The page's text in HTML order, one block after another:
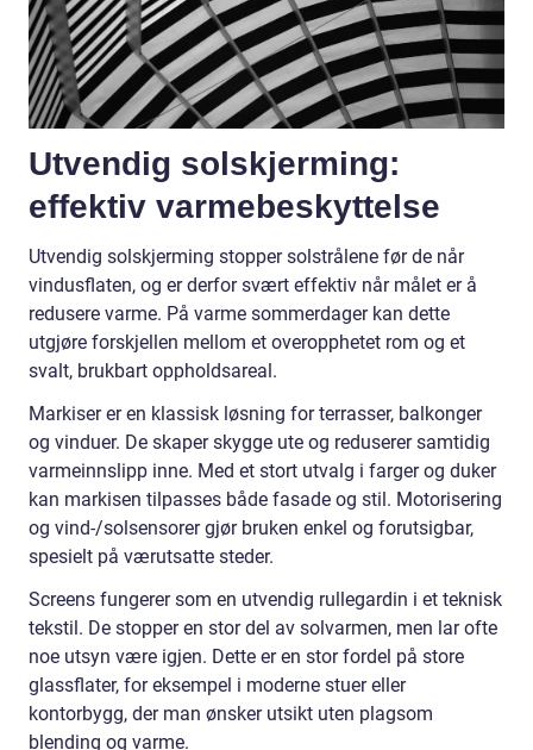
Utvendig solskjerming:
effektiv varmebeskyttelse
Utvendig solskjerming stopper solstrålene før de når
vindusflaten, og er derfor svært effektiv når målet er å
redusere varme. På varme sommerdager kan dette
utgjøre forskjellen mellom et overopphetet rom og et
svalt, brukbart oppholdsareal.
Markiser er en klassisk løsning for terrasser, balkonger
og vinduer. De skaper skygge ute og reduserer samtidig
varmeinnslipp inne. Med et stort utvalg i farger og duker
kan markisen tilpasses både fasade og stil. Motorisering
og vind-/solsensorer gjør bruken enkel og forutsigbar,
spesielt på værutsatte steder.
Screens fungerer som en utvendig rullegardin i et teknisk
tekstil. De stopper en stor del av solvarmen, men lar ofte
noe utsyn være igjen. Dette er en stor fordel på store
glassflater, for eksempel i moderne stuer eller
kontorbygg, der man ønsker utsikt uten plagsom
blending og varme.